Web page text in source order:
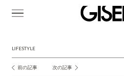
LIFESTYLE
投前の記事 次の記事